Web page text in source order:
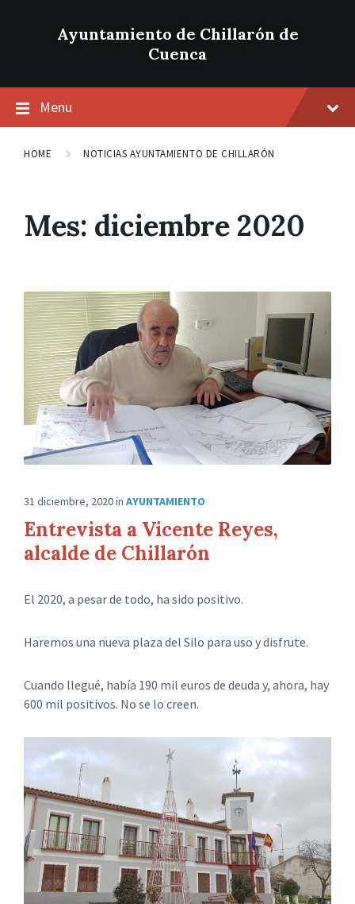
Ayuntamiento de Chillarón de
Cuenca
Menu
HOME NOTICIAS AYUNTAMIENTO DE CHILLARÓN
Mes: diciembre 2020
31 diciembre, 2020in AYUNTAMIENTO
Entrevista a Vicente Reyes,
alcalde de Chillarón
El 2020, a pesar de todo, ha sido positivo.
Haremos una nueva plaza del Silo para uso y disfrute.
Cuando llegué, había 190 mil euros de deuda y, ahora, hay
600 mil positivos. No se lo creen.